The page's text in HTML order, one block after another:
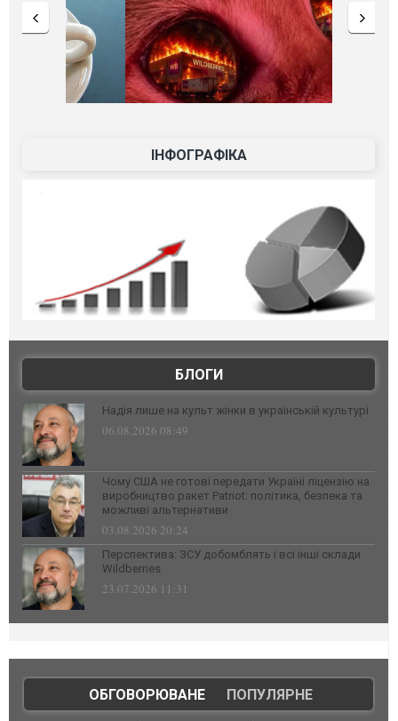
ІНФОГРАФІКА
БЛОГИ
Надія лише на культ жінки в українській культурі
06.08.2026 08:49
Чому США не готові передати Україні ліцензію на
виробництво ракет Patriot: політика, безпека та
можливі альтернативи
03.08.2026 20:24
Перспектива: ЗСУ добомблять і всі інші склади
Wildberries
23.07.2026 11:31
ОБГОВОРЮВАНЕ| ПОПУЛЯРНЕ